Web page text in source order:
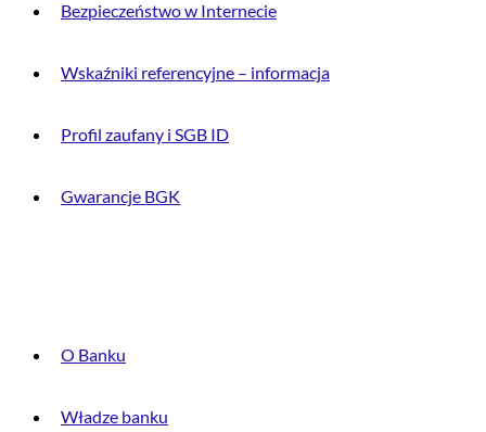
Bezpieczeństwo w Internecie
Wskaźniki referencyjne – informacja
Profil zaufany i SGB ID
Gwarancje BGK
O Banku
Władze banku